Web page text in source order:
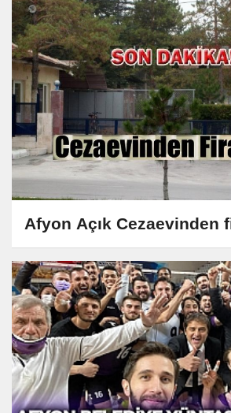
Afyon Açık Cezaevinden